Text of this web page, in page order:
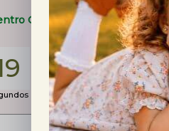
mão ou no ciclo delicado.
para tecidos de algodão.
Oeste